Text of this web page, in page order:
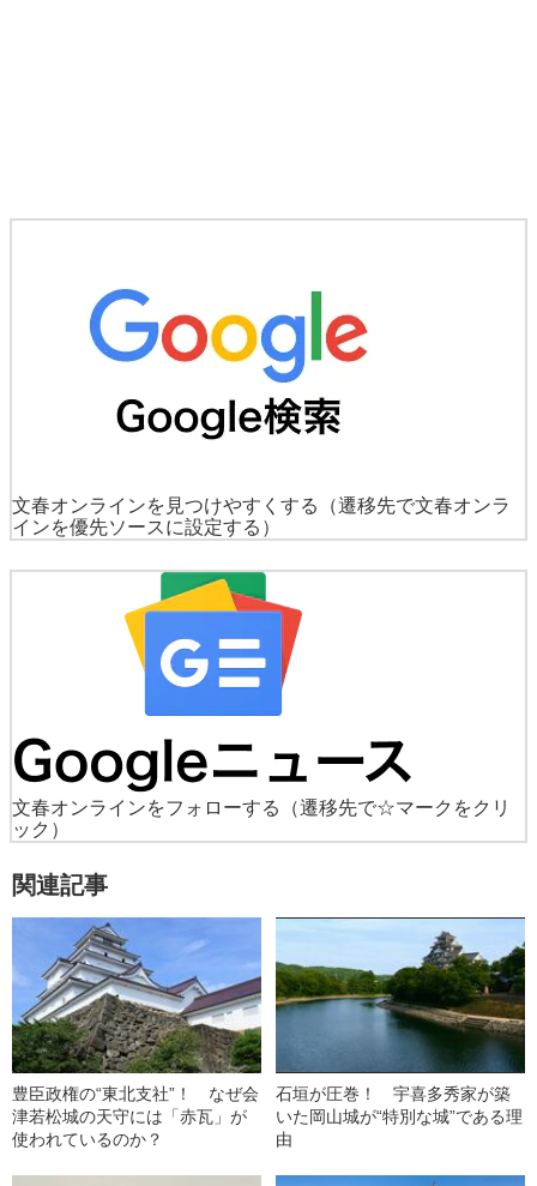
文春オンラインを見つけやすくする
（遷移先で文春オンラ
インを優先ソースに設定する）
文春オンラインをフォローする
（遷移先で☆マークをクリ
ック）
関連記事
豊臣政権の“東北支社”！ なぜ会
津若松城の天守には「赤瓦」が
使われているのか？
石垣が圧巻！ 宇喜多秀家が築
いた岡山城が“特別な城”である理
由